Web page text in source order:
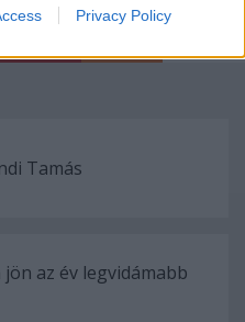
Privacy Policy
Tamás
az év legvidámabb